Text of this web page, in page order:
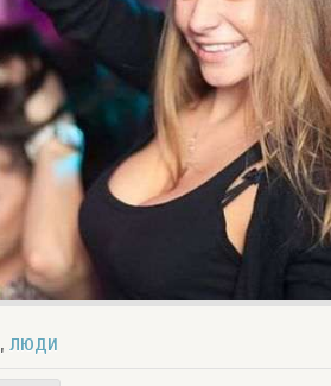
, люди